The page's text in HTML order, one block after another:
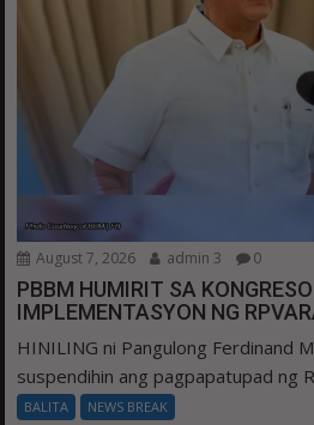
August 7, 2026 admin 3 0
PBBM HUMIRIT SA
IMPLEMENTASYON NG
HINILING ni Pangulong Ferdinand
suspendihin ang pagpapatupad ng
BALITA NEWS BREAK